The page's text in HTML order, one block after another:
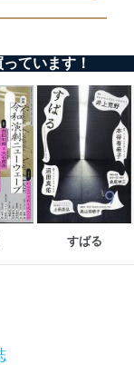
用する従業
す。
リティ対策
能等の活用
す。
るファイルを
パスワードを
的改善
の機会を通
継続的に改
ています！
すばる